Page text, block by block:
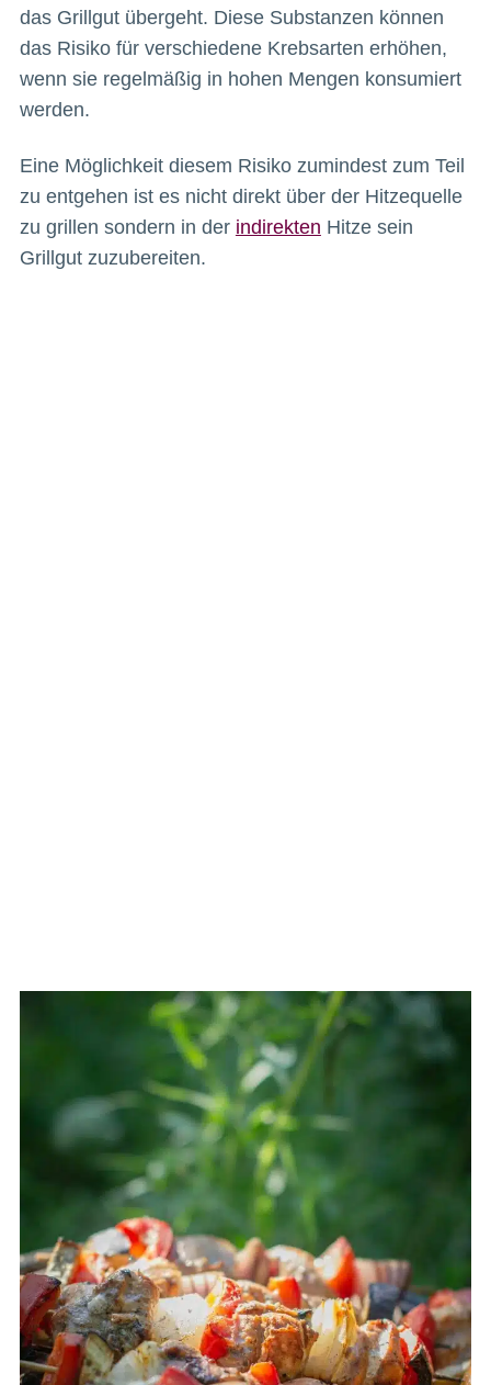
das Grillgut übergeht. Diese Substanzen können
das Risiko für verschiedene Krebsarten erhöhen,
wenn sie regelmäßig in hohen Mengen konsumiert
werden.
Eine Möglichkeit diesem Risiko zumindest zum Teil
zu entgehen ist es nicht direkt über der Hitzequelle
zu grillen sondern in der indirekten Hitze sein
Grillgut zuzubereiten.